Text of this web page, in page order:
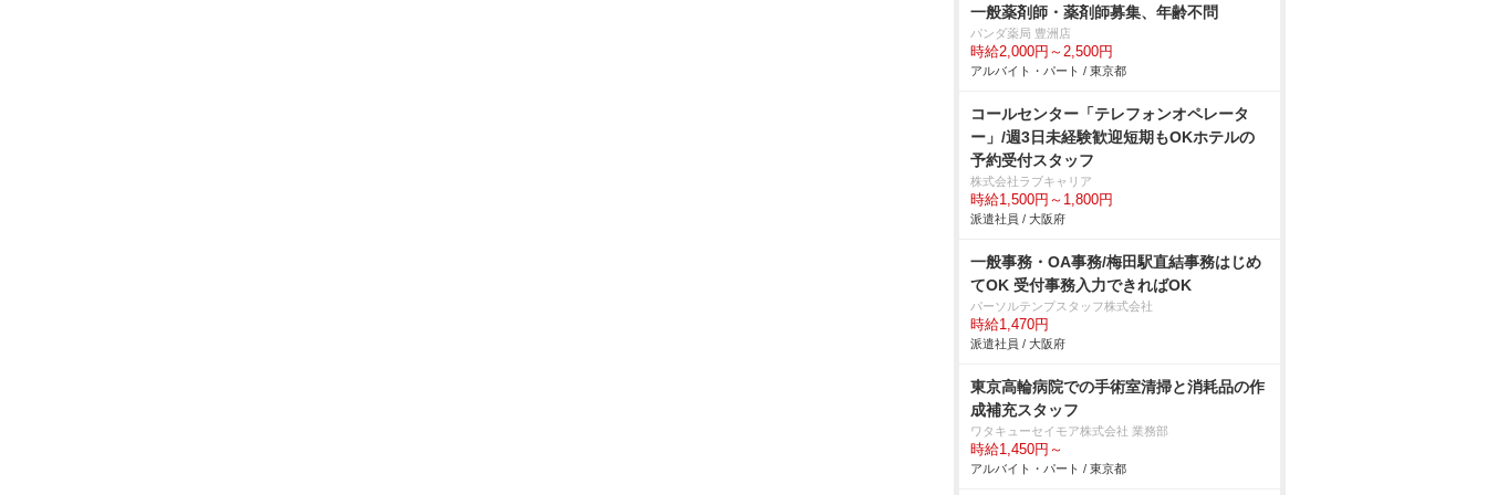
一般薬剤師・薬剤師募集、年齢不問
パンダ薬局 豊洲店
時給2,000円～2,500円
アルバイト・パート / 東京都
コールセンター「テレフォンオペレータ
ー」/週3日未経験歓迎短期もOKホテルの
予約受付スタッフ
株式会社ラブキャリア
時給1,500円～1,800円
派遣社員 / 大阪府
一般事務・OA事務/梅田駅直結事務はじめ
てOK 受付事務入力できればOK
パーソルテンプスタッフ株式会社
時給1,470円
派遣社員 / 大阪府
東京高輪病院での手術室清掃と消耗品の作
成補充スタッフ
ワタキューセイモア株式会社 業務部
時給1,450円～
アルバイト・パート / 東京都